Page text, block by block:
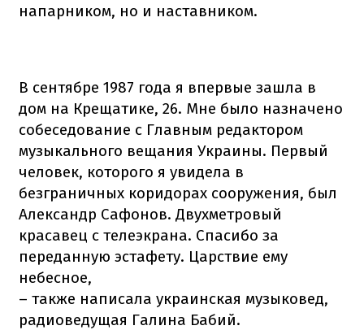
напарником, но и наставником.
В сентябре 1987 года я впервые зашла в
дом на Крещатике, 26. Мне было назначено
собеседование с Главным редактором
музыкального вещания Украины. Первый
человек, которого я увидела в
безграничных коридорах сооружения, был
Александр Сафонов. Двухметровый
красавец с телеэкрана. Спасибо за
переданную эстафету. Царствие ему
небесное,
– также написала украинская музыковед,
радиоведущая Галина Бабий.